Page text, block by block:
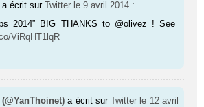
a écrit surTwitter le 9 avril 2014 :
2014” BIG THANKS to @olivez ! See
ViRqHT1lqR
a écrit surTwitter le 12 avril